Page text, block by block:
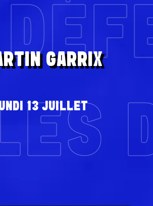
GARRIX
13 JUILLET